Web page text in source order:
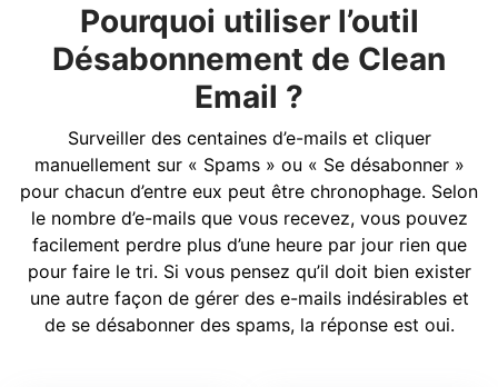
Pourquoi utiliser l’outil
Désabonnement de Clean
Email ?
Surveiller des centaines d’e-mails et cliquer
manuellement sur « Spams » ou « Se désabonner »
pour chacun d’entre eux peut être chronophage. Selon
le nombre d’e-mails que vous recevez, vous pouvez
facilement perdre plus d’une heure par jour rien que
pour faire le tri. Si vous pensez qu’il doit bien exister
une autre façon de gérer des e-mails indésirables et
de se désabonner des spams, la réponse est oui.